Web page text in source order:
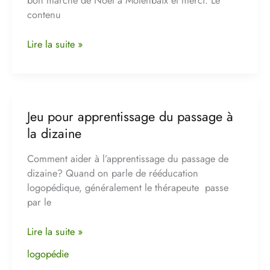
contenu
Lire la suite »
Jeu pour apprentissage du passage à
la dizaine
Comment aider à l’apprentissage du passage de
dizaine? Quand on parle de rééducation
logopédique, généralement le thérapeute passe
par le
Jeu
pour
du
passage
à
la
Lire la suite »
logopédie